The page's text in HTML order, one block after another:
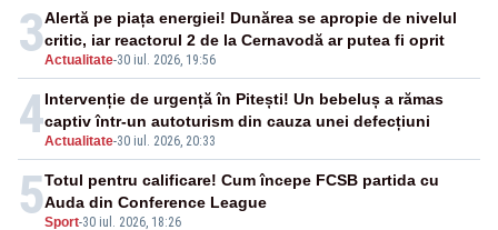
3Actualitate-30 iul. 2026, 19:56
Alertă pe piața energiei! Dunărea se apropie de nivelul
critic, iar reactorul 2 de la Cernavodă ar putea fi oprit
4Actualitate-30 iul. 2026, 20:33
Intervenție de urgență în Pitești! Un bebeluș a rămas
captiv într-un autoturism din cauza unei defecțiuni
5Sport-30 iul. 2026, 18:26
Totul pentru calificare! Cum începe FCSB partida cu
Auda din Conference League